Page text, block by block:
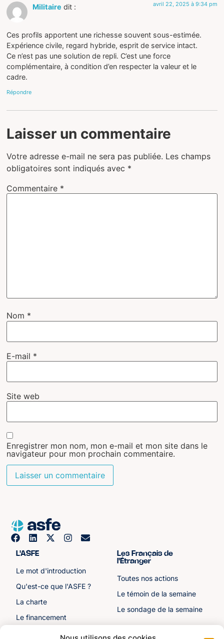
Militaire dit : avril 22, 2025 à 9:34 pm
Ces profils apportent une richesse souvent sous-estimée.
Expérience civile, regard hybride, esprit de service intact.
Ce n’est pas une solution de repli. C’est une force
complémentaire, à condition d’en respecter la valeur et le
cadre.
Répondre
Laisser un commentaire
Votre adresse e-mail ne sera pas publiée. Les champs
obligatoires sont indiqués avec *
Commentaire *
Nom *
E-mail *
Site web
Enregistrer mon nom, mon e-mail et mon site dans le
navigateur pour mon prochain commentaire.
L'ASFE
Le mot d'introduction
Qu'est-ce que l'ASFE ?
La charte
Le financement
Les Français de
l'Étranger
Toutes nos actions
Le témoin de la semaine
Le sondage de la semaine